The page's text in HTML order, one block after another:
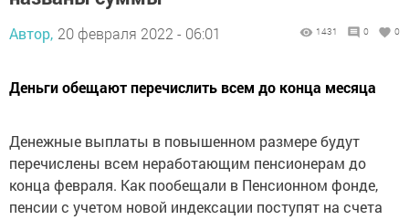
Автор, 20 февраля 2022 - 06:01 1431 0 0
Деньги обещают перечислить всем до конца месяца
Денежные выплаты в повышенном размере будут
перечислены всем неработающим пенсионерам до
конца февраля. Как пообещали в Пенсионном фонде,
пенсии с учетом новой индексации поступят на счета